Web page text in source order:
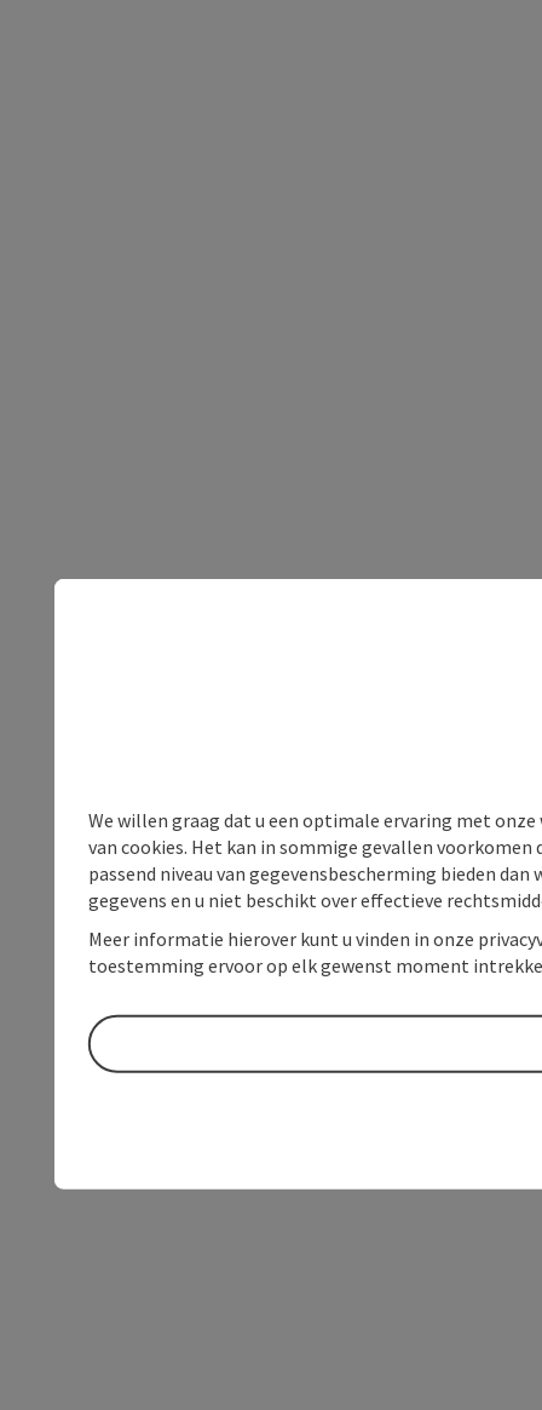
We willen graag dat u een optimale ervaring met
van cookies. Het kan in sommige gevallen voorkomen
passend niveau van gegevensbescherming bieden
gegevens en u niet beschikt over effectieve
Meer informatie hierover kunt u vinden in onze
toestemming ervoor op elk gewenst moment